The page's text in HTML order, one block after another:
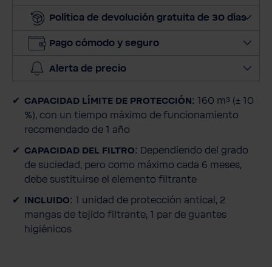
a
c
i
d
Política de devolución gratuita de 30 días
Pago cómodo y seguro
Alerta de precio
CAPACIDAD LÍMITE DE PROTECCIÓN: 160 m³ (± 10
%), con un tiempo máximo de funcionamiento
recomendado de 1 año
CAPACIDAD DEL FILTRO: Dependiendo del grado
de suciedad, pero como máximo cada 6 meses,
debe sustituirse el elemento filtrante
INCLUIDO: 1 unidad de protección antical, 2
mangas de tejido filtrante, 1 par de guantes
higiénicos